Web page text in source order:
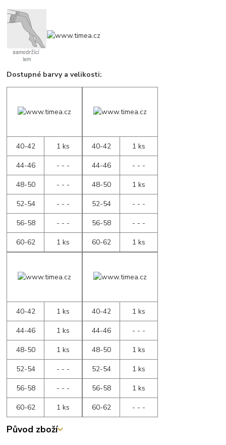
Dostupné barvy a velikosti:
40-42
1 ks
44-46
- - -
48-50
- - -
52-54
- - -
56-58
- - -
60-62
1 ks
40-42
1 ks
44-46
- - -
48-50
1 ks
52-54
- - -
56-58
- - -
60-62
1 ks
40-42
1 ks
44-46
1 ks
48-50
1 ks
52-54
- - -
56-58
- - -
60-62
1 ks
40-42
1 ks
44-46
- - -
48-50
1 ks
52-54
1 ks
56-58
1 ks
60-62
- - -
Původ zboží